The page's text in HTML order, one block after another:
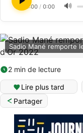
0:00 / 0:00 🔊
Sadio Mané remporte
2 min de lecture
Lire plus tard
Partager